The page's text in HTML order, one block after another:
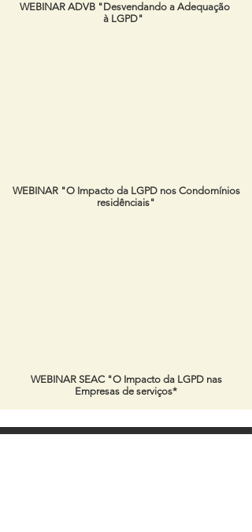
WEBINAR ADVB "Desvendando a Adequação
à LGPD"
WEBINAR "O Impacto da LGPD nos Condomínios
residênciais"
WEBINAR SEAC "O Impacto da LGPD nas
Empresas de serviços*